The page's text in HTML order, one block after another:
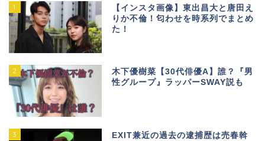
1
【インスタ画像】東出昌大と唐田え
りか不倫！匂わせを時系列でまとめ
た！
2
木下優樹菜【30代俳優A】誰？『男
性グループ』ラッパーSWAY説も
3
EXIT兼近の過去の逮捕歴は売春斡